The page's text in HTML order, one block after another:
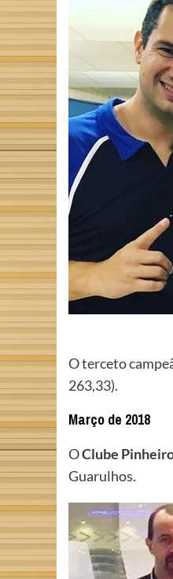
O terceto
263,33).
Março de 2018
OClube
Guarulhos.